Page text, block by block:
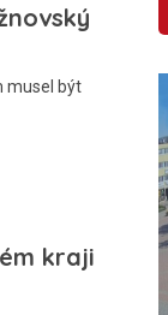
musel být
kraji